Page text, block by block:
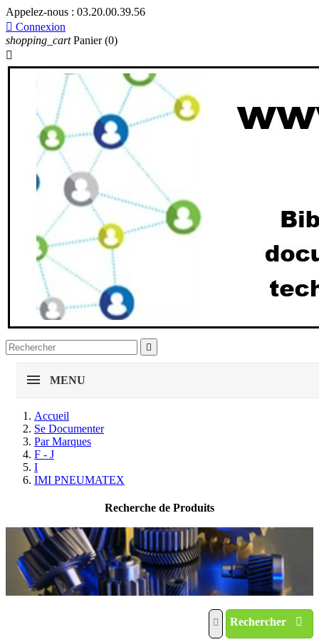
Appelez-nous : 03.20.00.39.56
 Connexion
shopping_cart Panier (0)


MENU
Accueil
Se Documenter
Par Marques
F - J
I
IMI PNEUMATEX
Recherche de Produits
Rechercher